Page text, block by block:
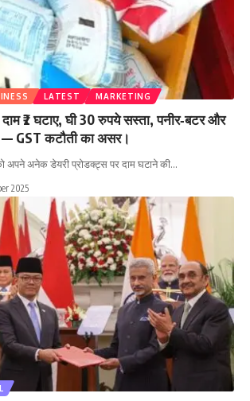
LATEST MARKETING
₹2 घटाए, घी 30 रुपये सस्ता, पनीर‑बटर और
GST कटौती का असर।
अपने अनेक डेयरी प्रोडक्ट्स पर दाम घटाने की…
2025